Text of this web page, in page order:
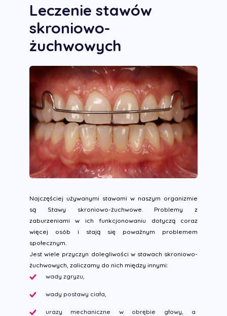
Leczenie stawów
skroniowo-
żuchwowych
Najczęściej używanymi stawami w naszym organizmie
są Stawy skroniowo-żuchwowe. Problemy z
zaburzeniami w ich funkcjonowaniu dotyczą coraz
więcej osób i stają się poważnym problemem
społecznym.
Jest wiele przyczyn dolegliwości w stawach skroniowo-
żuchwowych, zaliczamy do nich między innymi:
wady zgryzu,
wady postawy ciała,
urazy mechaniczne w obrębie głowy, a